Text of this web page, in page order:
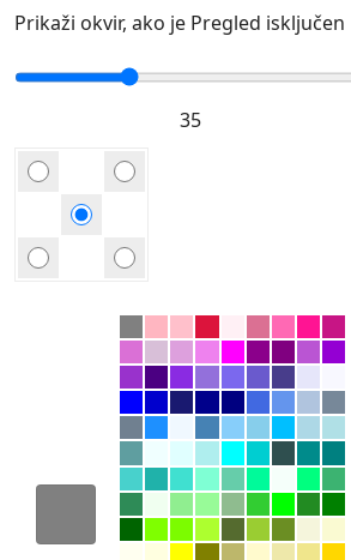
Prikaži okvir, ako je Pregled isključen